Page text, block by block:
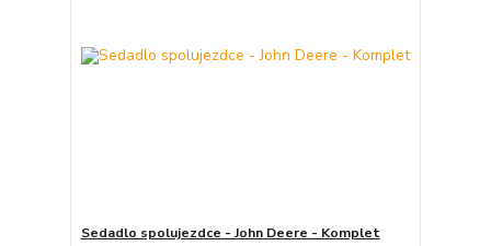
Sedadlo spolujezdce - John Deere - Komplet